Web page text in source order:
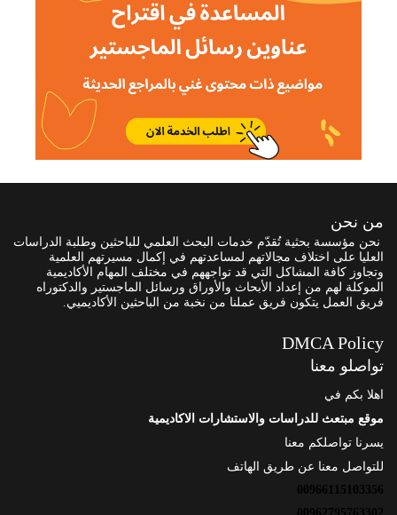
من نحن
نحن مؤسسة بحثية تُقدّم خدمات البحث العلمي للباحثين وطلبة الدراسات
العليا على اختلاف مجالاتهم لمساعدتهم في إكمال مسيرتهم العلمية
وتجاوز كافة المشاكل التي قد تواجههم في مختلف المهام الأكاديمية
الموكلة لهم من إعداد الأبحاث والأوراق ورسائل الماجستير والدكتوراه
فريق العمل يتكون فريق عملنا من نخبة من الباحثين الأكاديميي.
DMCA Policy
تواصلو معنا
اهلا بكم في
موقع مبتعث للدراسات والاستشارات الاكاديمية
يسرنا تواصلكم معنا
للتواصل معنا عن طريق الهاتف
00966115103356